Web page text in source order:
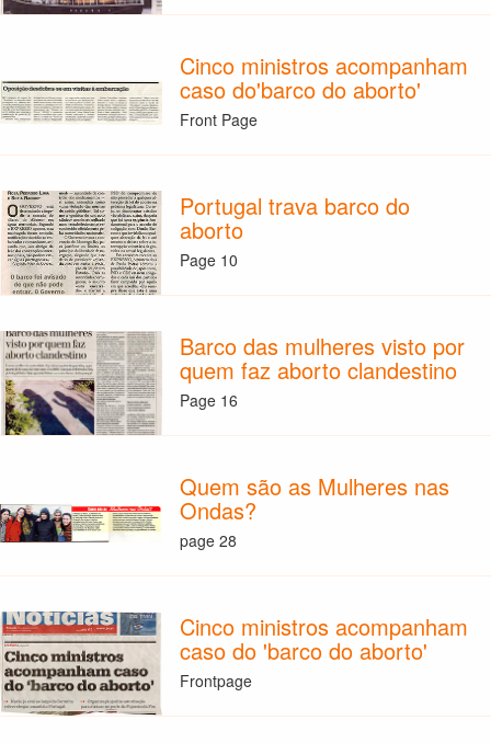
Cinco ministros acompanham
caso do'barco do aborto'
Front Page
Portugal trava barco do
aborto
Page 10
Barco das mulheres visto por
quem faz aborto clandestino
Page 16
Quem são as Mulheres nas
Ondas?
page 28
Cinco ministros acompanham
caso do 'barco do aborto'
Frontpage